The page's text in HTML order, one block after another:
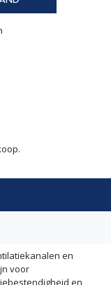
en
voor
en